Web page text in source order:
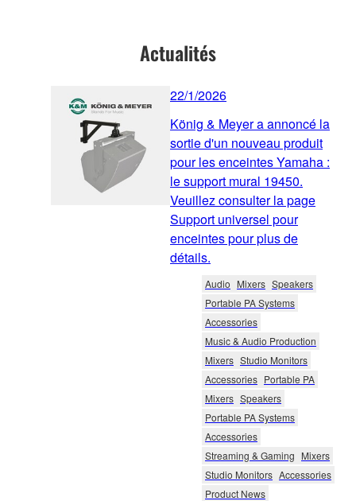
Actualités
22/1/2026
König & Meyer a annoncé la
sortie d'un nouveau produit
pour les enceintes Yamaha :
le support mural 19450.
Veuillez consulter la page
Support universel pour
enceintes pour plus de
détails.
Audio Mixers Speakers
Portable PA Systems
Accessories
Music & Audio Production
Mixers Studio Monitors
Accessories Portable PA
Mixers Speakers
Portable PA Systems
Accessories
Streaming & Gaming Mixers
Studio Monitors Accessories
Product News